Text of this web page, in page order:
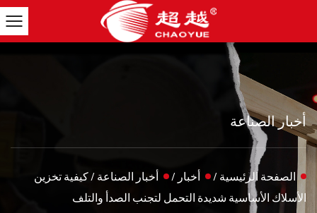
أخبار الصناعة
الصفحة الرئيسية / أخبار / أخبار الصناعة / كيفية تخزين
الأسلاك الأساسية شديدة التحمل لتجنب الصدأ والتلف